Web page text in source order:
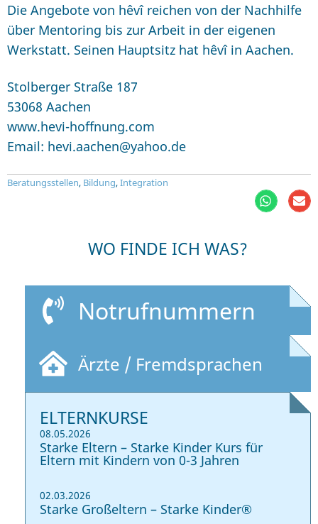
Die Angebote von hêvî reichen von der Nachhilfe
über Mentoring bis zur Arbeit in der eigenen
Werkstatt. Seinen Hauptsitz hat hêvî in Aachen.
Stolberger Straße 187
53068 Aachen
www.hevi-hoffnung.com
Email: hevi.aachen@yahoo.de
Beratungsstellen, Bildung,Integration
WO FINDE ICH WAS?
Notrufnummern
Ärzte / Fremdsprachen
ELTERNKURSE
08.05.2026
Starke Eltern – Starke Kinder Kurs für
Eltern mit Kindern von 0-3 Jahren
02.03.2026
Starke Großeltern – Starke Kinder®